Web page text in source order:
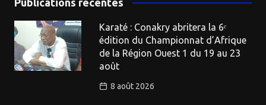
Karaté : Conakry abritera la 6ᵉ
édition du Championnat d’Afrique
de la Région Ouest 1 du 19 au 23
août
8 août 2026